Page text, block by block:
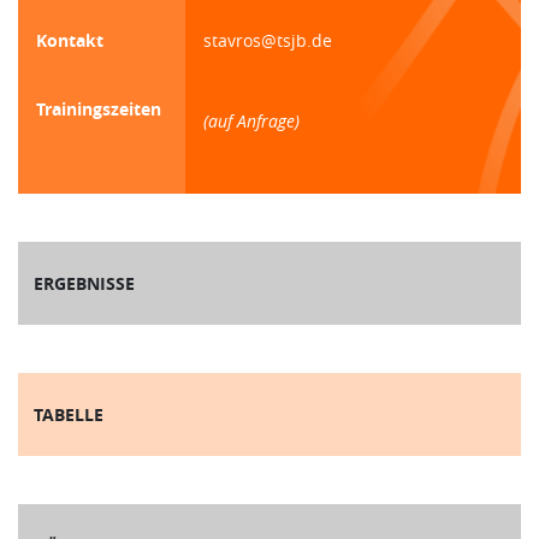
Kontakt stavros@tsjb.de
Trainingszeiten
(auf Anfrage)
ERGEBNISSE
TABELLE